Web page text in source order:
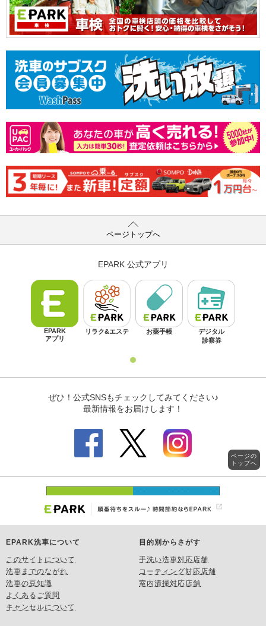
ページトップへ
EPARK洗車について
このサイトについて
洗車までのながれ
洗車の豆知識
よくあるご質問
キャンセルについて
目的別からさがす
手洗い洗車対応店舗
コーティング対応店舗
室内清掃対応店舗
ページの
トップへ